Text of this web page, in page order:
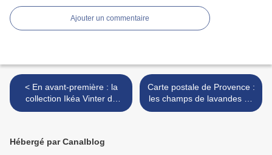
Ajouter un commentaire
< En avant-première : la
collection Ikéa Vinter de
Noël 2018
Carte postale de Provence :
les champs de lavandes de
Valensole >
Hébergé par Canalblog